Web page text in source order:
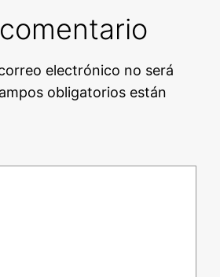
electrónico no será
obligatorios están